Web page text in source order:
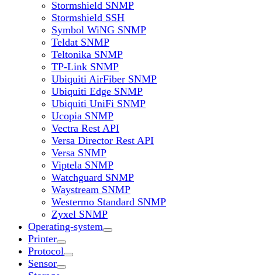
Stormshield SNMP
Stormshield SSH
Symbol WiNG SNMP
Teldat SNMP
Teltonika SNMP
TP-Link SNMP
Ubiquiti AirFiber SNMP
Ubiquiti Edge SNMP
Ubiquiti UniFi SNMP
Ucopia SNMP
Vectra Rest API
Versa Director Rest API
Versa SNMP
Viptela SNMP
Watchguard SNMP
Waystream SNMP
Westermo Standard SNMP
Zyxel SNMP
Operating-system
Printer
Protocol
Sensor